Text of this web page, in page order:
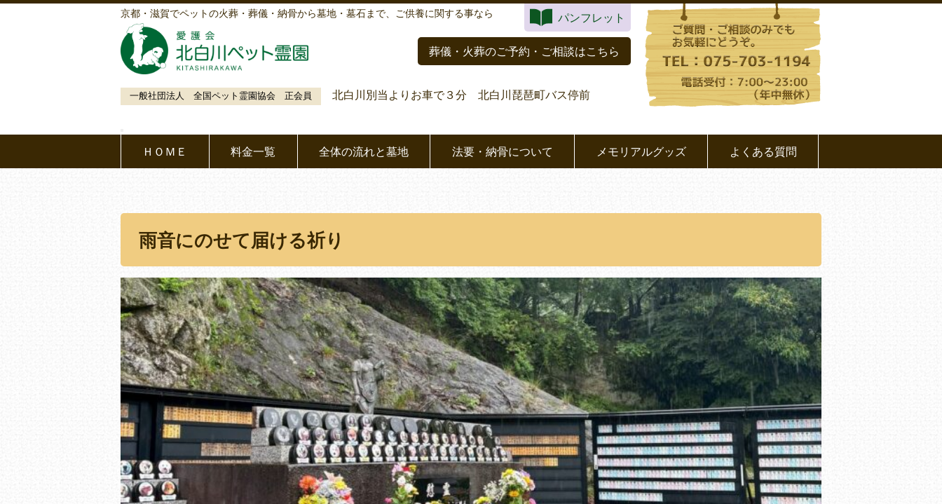
京都・滋賀でペットの火葬・葬儀・納骨から墓地・墓石まで、ご供養に関する事なら パンフレット
葬儀・火葬のご予約・ご相談はこちら
一般社団法人 全国ペット霊園協会 正会員 北白川別当よりお車で３分 北白川琵琶町バス停前
ＨＯＭＥ 料金一覧 全体の流れと墓地 法要・納骨について メモリアルグッズ よくある質問
雨音にのせて届ける祈り